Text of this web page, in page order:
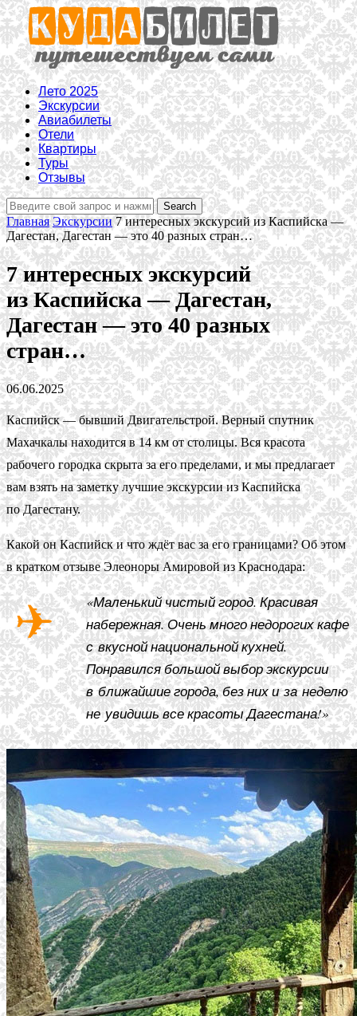
Лето 2025
Экскурсии
Авиабилеты
Отели
Квартиры
Туры
Отзывы
Главная Экскурсии 7 интересных экскурсий из Каспийска —
Дагестан, Дагестан — это 40 разных стран…
7 интересных экскурсий
из Каспийска — Дагестан,
Дагестан — это 40 разных
стран…
06.06.2025
Каспийск — бывший Двигательстрой. Верный спутник
Махачкалы находится в 14 км от столицы. Вся красота
рабочего городка скрыта за его пределами, и мы предлагает
вам взять на заметку лучшие экскурсии из Каспийска
по Дагестану.
Какой он Каспийск и что ждёт вас за его границами? Об этом
в кратком отзыве Элеоноры Амировой из Краснодара:
«Маленький чистый город. Красивая
набережная. Очень много недорогих кафе
с вкусной национальной кухней.
Понравился большой выбор экскурсии
в ближайшие города, без них и за неделю
не увидишь все красоты Дагестана!»